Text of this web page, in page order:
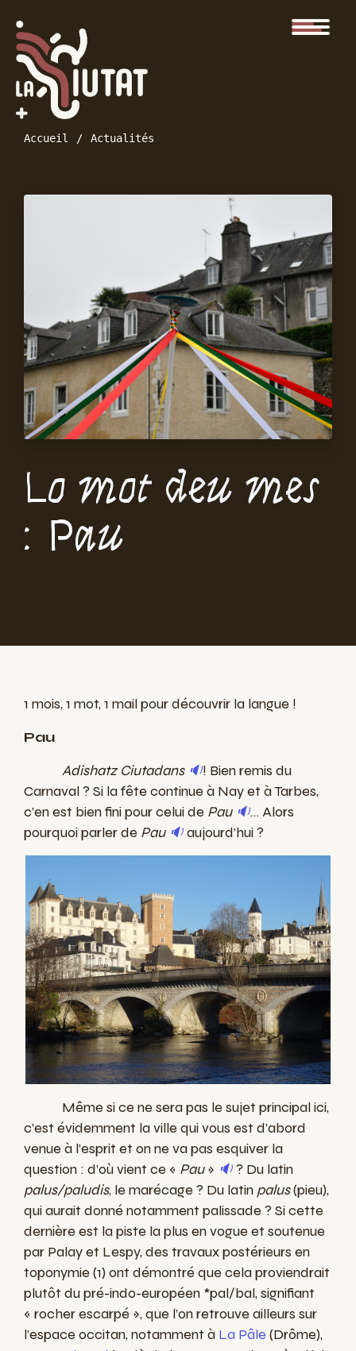
Accueil Actualités
Lo mot deu mes
: Pau
1 mois, 1 mot, 1 mail pour découvrir la langue !
Pau
Adishatz Ciutadans 🔉! Bien remis du
Carnaval ? Si la fête continue à Nay et à Tarbes,
c’en est bien fini pour celui de Pau 🔉… Alors
pourquoi parler de Pau 🔉aujourd’hui ?
Même si ce ne sera pas le sujet principal ici,
c’est évidemment la ville qui vous est d’abord
venue à l’esprit et on ne va pas esquiver la
question : d’où vient ce « Pau» 🔉? Du latin
palus/paludis, le marécage ? Du latin palus(pieu),
qui aurait donné notamment palissade ? Si cette
dernière est la piste la plus en vogue et soutenue
par Palay et Lespy, des travaux postérieurs en
toponymie (1) ont démontré que cela proviendrait
plutôt du pré-indo-européen *pal/bal, signifiant
« rocher escarpé », que l’on retrouve ailleurs sur
l’espace occitan, notamment à La Pâle (Drôme),